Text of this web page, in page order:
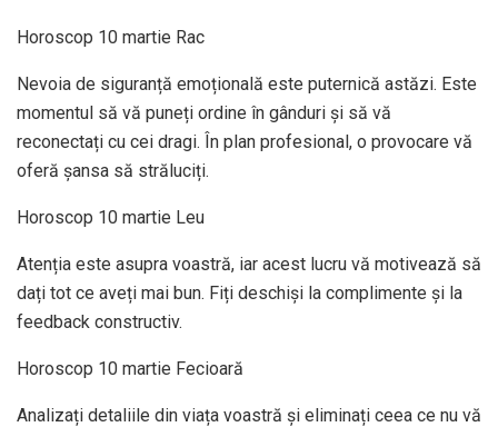
Horoscop 10 martie Rac
Nevoia de siguranță emoțională este puternică astăzi. Este
momentul să vă puneți ordine în gânduri și să vă
reconectați cu cei dragi. În plan profesional, o provocare vă
oferă șansa să străluciți.
Horoscop 10 martie Leu
Atenția este asupra voastră, iar acest lucru vă motivează să
dați tot ce aveți mai bun. Fiți deschiși la complimente și la
feedback constructiv.
Horoscop 10 martie Fecioară
Analizați detaliile din viața voastră și eliminați ceea ce nu vă